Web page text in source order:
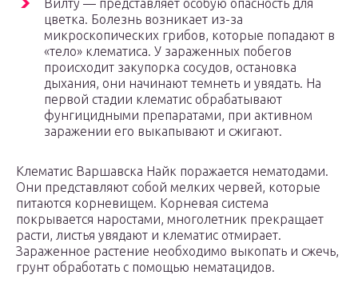
Вилту — представляет особую опасность для
цветка. Болезнь возникает из-за
микроскопических грибов, которые попадают в
«тело» клематиса. У зараженных побегов
происходит закупорка сосудов, остановка
дыхания, они начинают темнеть и увядать. На
первой стадии клематис обрабатывают
фунгицидными препаратами, при активном
заражении его выкапывают и сжигают.
Клематис Варшавска Найк поражается нематодами.
Они представляют собой мелких червей, которые
питаются корневищем. Корневая система
покрывается наростами, многолетник прекращает
расти, листья увядают и клематис отмирает.
Зараженное растение необходимо выкопать и сжечь,
грунт обработать с помощью нематацидов.